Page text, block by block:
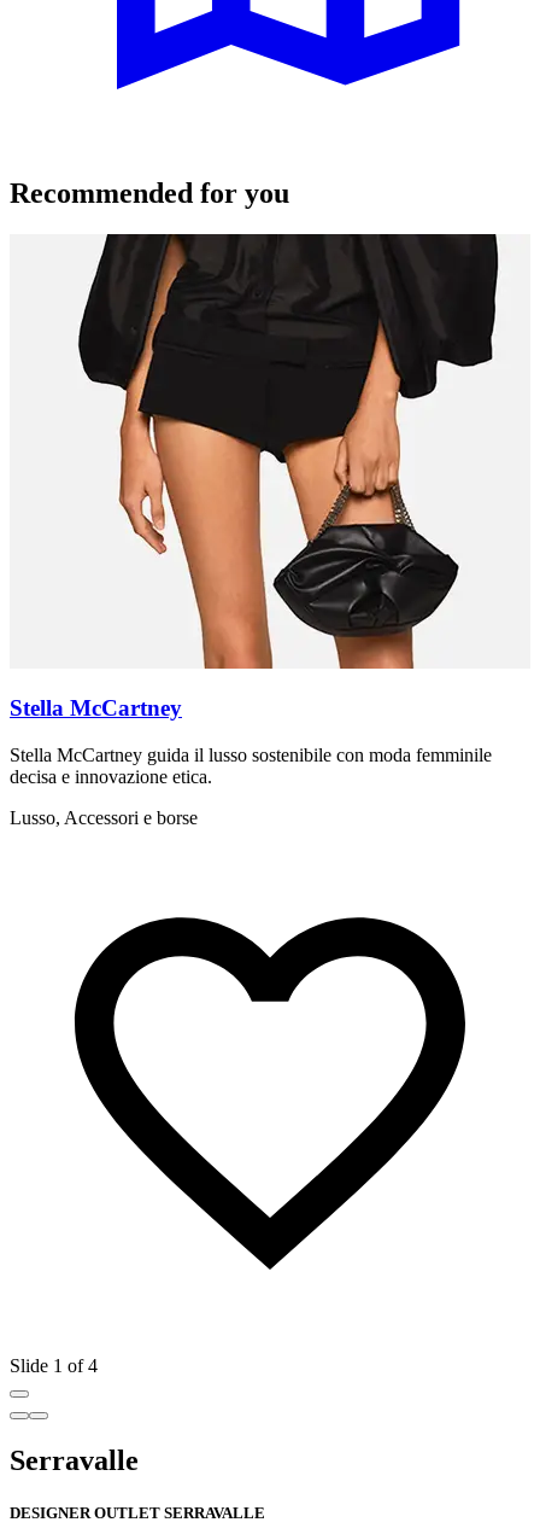
Recommended for you
Stella McCartney
Stella McCartney guida il lusso sostenibile con moda femminile
decisa e innovazione etica.
Lusso, Accessori e borse
Slide 1 of 4
Serravalle
DESIGNER OUTLET SERRAVALLE